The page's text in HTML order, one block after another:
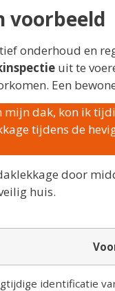
voorbeeld
onderhoud en
uit te
Een
dak, kon ik
tijdens de
door
huis.
identificatie